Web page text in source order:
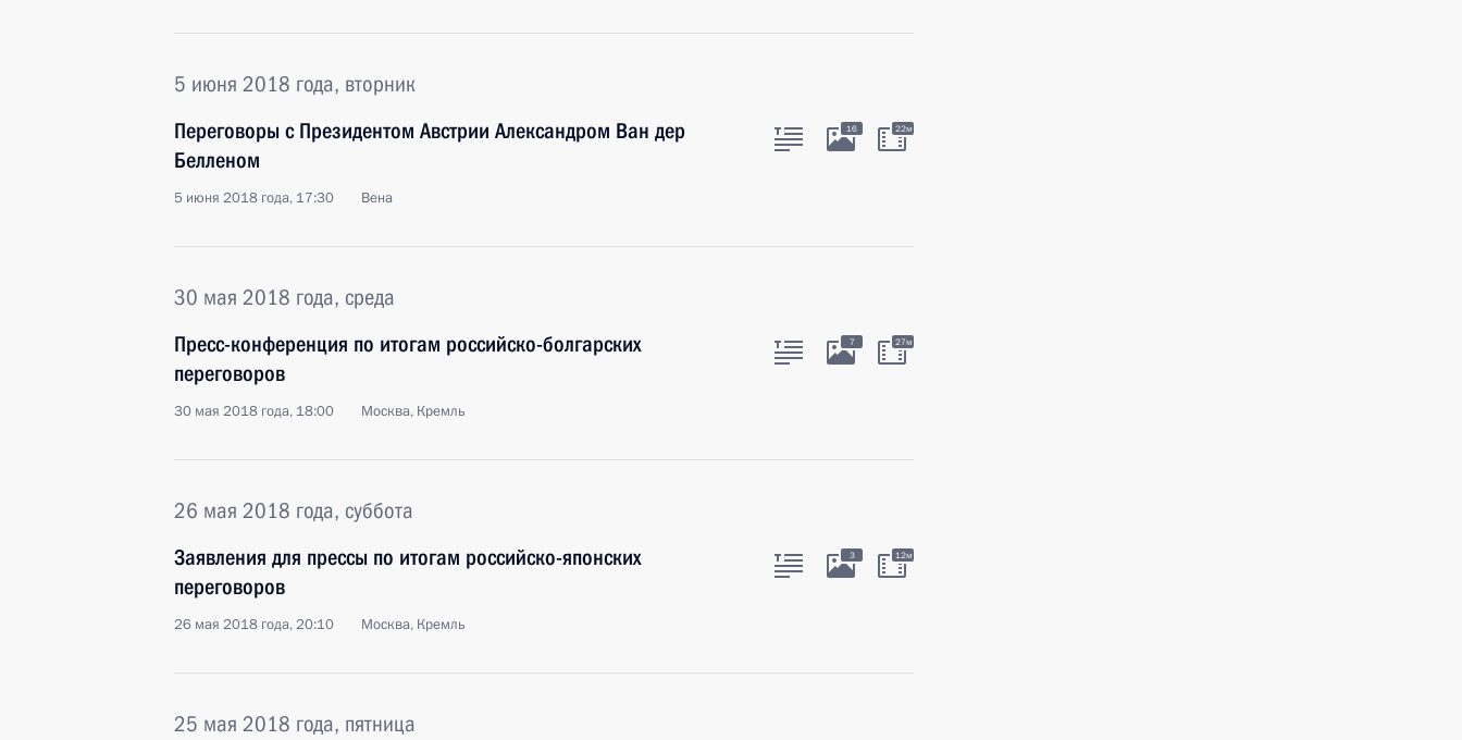
5 июня 2018 года, вторник
Переговоры с Президентом Австрии Александром Ван дер
Белленом
5 июня 2018 года, 17:30 Вена
16 22м
30 мая 2018 года, среда
Пресс-конференция по итогам российско-болгарских
переговоров
30 мая 2018 года, 18:00 Москва, Кремль
7 27м
26 мая 2018 года, суббота
Заявления для прессы по итогам российско-японских
переговоров
26 мая 2018 года, 20:10 Москва, Кремль
3 12м
25 мая 2018 года, пятница